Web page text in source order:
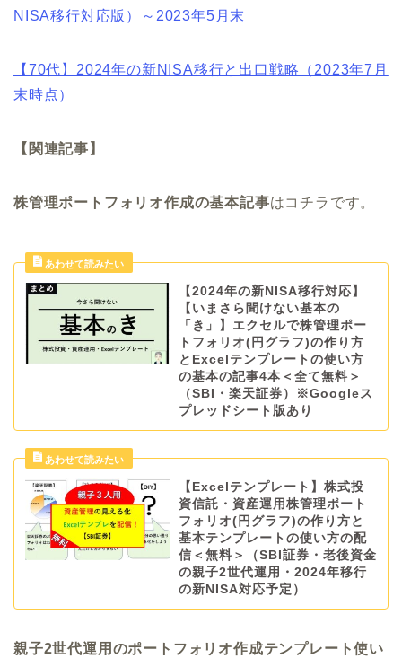
NISA移行対応版）～2023年5月末
【70代】2024年の新NISA移行と出口戦略（2023年7月
末時点）
【関連記事】
株管理ポートフォリオ作成の基本記事はコチラです。
【2024年の新NISA移行対応】
【いまさら聞けない基本の
「き」】エクセルで株管理ポー
トフォリオ(円グラフ)の作り方
とExcelテンプレートの使い方
の基本の記事4本＜全て無料＞
（SBI・楽天証券）※Googleス
プレッドシート版あり
【Excelテンプレート】株式投
資信託・資産運用株管理ポート
フォリオ(円グラフ)の作り方と
基本テンプレートの使い方の配
信＜無料＞（SBI証券・老後資金
の親子2世代運用・2024年移行
の新NISA対応予定）
親子2世代運用のポートフォリオ作成テンプレート使い